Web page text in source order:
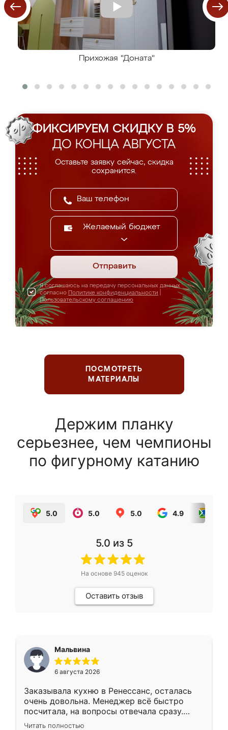
Прихожая "Доната"
ФИКСИРУЕМ СКИДКУ В 5%
ДО КОНЦА АВГУСТА
Оставьте заявку сейчас, скидка
сохранится.
Желаемый бюджет
Отправить
Я соглашаюсь на передачу персональных данных
согласно Политике конфиденциальности
Пользовательскому соглашению
ПОСМОТРЕТЬ
МАТЕРИАЛЫ
Держим планку
серьезнее, чем чемпионы
по фигурному катанию
5.0 5.0 5.0 4.9
5.0 из 5
На основе 945оценок
Оставить отзыв
Мальвина
6 августа 2026
Заказывала кухню в Ренессанс, осталась
очень довольна. Менеджер всё быстро
посчитала, на вопросы отвечала сразу.
Замерщик приехал в субботу, подошёл к
Читать полностью